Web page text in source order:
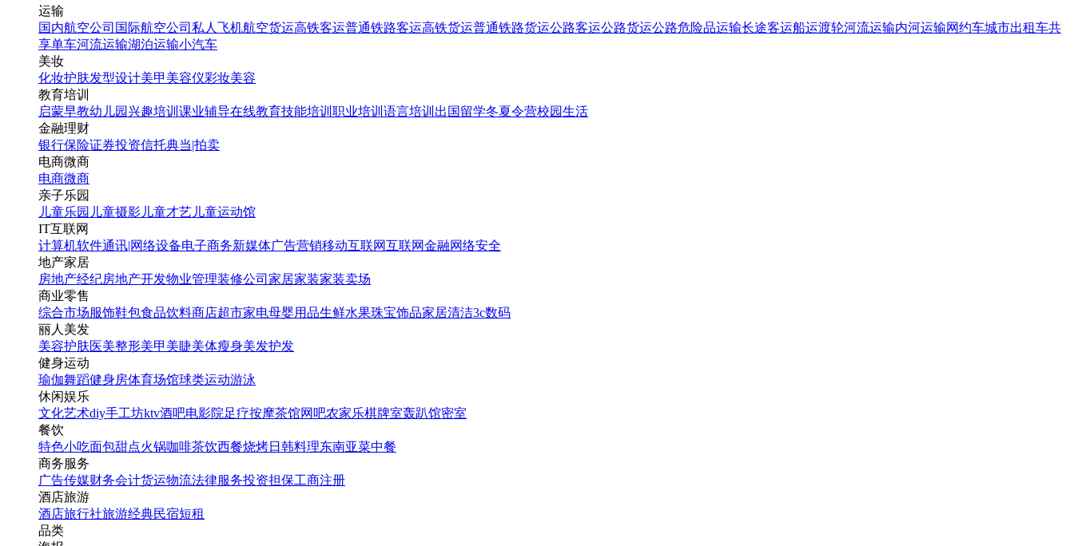
运输
国内航空公司 国际航空公司 私人飞机航空货运高铁客运普通铁路客运高铁货运普通铁路货运公路客运公路货运公路危险品运输长途客运船运渡轮河流运输内河运输网约车城市出租车共
享单车河流运输湖泊运输小汽车
美妆
化妆护肤发型设计美甲 美容仪彩妆美容
教育培训
启蒙早教幼儿园 兴趣培训 课业辅导在线教育技能培训 职业培训 语言培训 出国留学冬夏令营校园生活
金融理财
银行保险证券投资信托典当|拍卖
电商微商
电商微商
亲子乐园
儿童乐园 儿童摄影 儿童才艺 儿童运动馆
IT互联网
计算机软件通讯|网络设备电子商务新媒体广告营销移动互联网互联网金融网络安全
地产家居
房地产经纪房地产开发物业管理装修公司 家居家装家装卖场
商业零售
综合市场服饰鞋包食品饮料商店超市家电母婴用品生鲜水果珠宝饰品家居清洁3c数码
丽人美发
美容护肤医美整形美甲美睫美体瘦身美发护发
健身运动
瑜伽舞蹈健身房体育场馆球类运动游泳
休闲娱乐
文化艺术diy手工坊ktv酒吧电影院足疗按摩茶馆网吧农家乐棋牌室轰趴馆密室
餐饮
特色小吃面包甜点火锅咖啡茶饮西餐烧烤日韩料理东南亚菜中餐
商务服务
广告传媒财务会计货运物流法律服务投资担保工商注册
酒店旅游
酒店旅行社旅游经典民宿短租
品类